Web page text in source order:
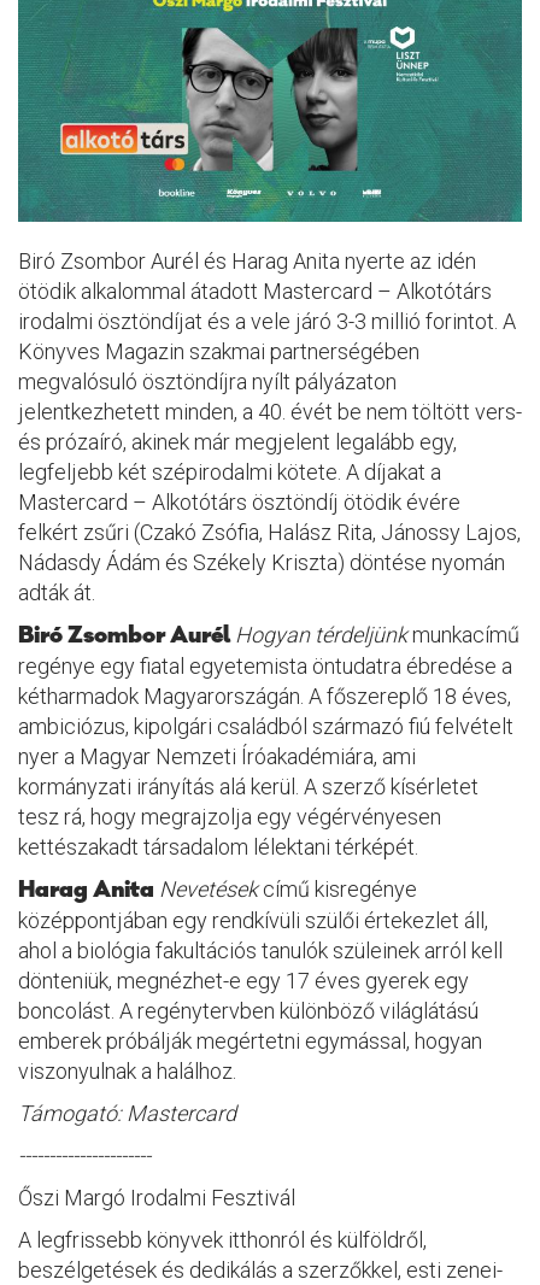
Biró Zsombor Aurél és Harag Anita nyerte az idén
ötödik alkalommal átadott Mastercard – Alkotótárs
irodalmi ösztöndíjat és a vele járó 3-3 millió forintot. A
Könyves Magazin szakmai partnerségében
megvalósuló ösztöndíjra nyílt pályázaton
jelentkezhetett minden, a 40. évét be nem töltött vers-
és prózaíró, akinek már megjelent legalább egy,
legfeljebb két szépirodalmi kötete. A díjakat a
Mastercard – Alkotótárs ösztöndíj ötödik évére
felkért zsűri (Czakó Zsófia, Halász Rita, Jánossy Lajos,
Nádasdy Ádám és Székely Kriszta) döntése nyomán
adták át.
Biró Zsombor Aurél Hogyan térdeljünkmunkacímű
regénye egy fiatal egyetemista öntudatra ébredése a
kétharmadok Magyarországán. A főszereplő 18 éves,
ambiciózus, kipolgári családból származó fiú felvételt
nyer a Magyar Nemzeti Íróakadémiára, ami
kormányzati irányítás alá kerül. A szerző kísérletet
tesz rá, hogy megrajzolja egy végérvényesen
kettészakadt társadalom lélektani térképét.
Harag Anita Nevetésekcímű kisregénye
középpontjában egy rendkívüli szülői értekezlet áll,
ahol a biológia fakultációs tanulók szüleinek arról kell
dönteniük, megnézhet-e egy 17 éves gyerek egy
boncolást. A regénytervben különböző világlátású
emberek próbálják megértetni egymással, hogyan
viszonyulnak a halálhoz.
Támogató: Mastercard
----------------------
Őszi Margó Irodalmi Fesztivál
A legfrissebb könyvek itthonról és külföldről,
beszélgetések és dedikálás a szerzőkkel, esti zenei-